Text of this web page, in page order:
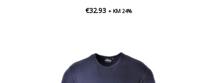
€32.93 + KM 24%